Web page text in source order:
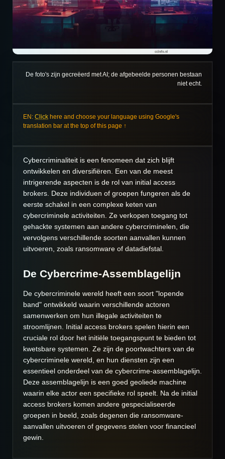
De foto's zijn gecreëerd met AI; de afgebeelde personen bestaan
niet echt.
EN: Click here and choose your language using Google's
translation bar at the top of this page ↑
Cybercriminaliteit is een fenomeen dat zich blijft
ontwikkelen en diversifiëren. Een van de meest
intrigerende aspecten is de rol van initial access
brokers. Deze individuen of groepen fungeren als de
eerste schakel in een complexe keten van
cybercriminele activiteiten. Ze verkopen toegang tot
gehackte systemen aan andere cybercriminelen, die
vervolgens verschillende soorten aanvallen kunnen
uitvoeren, zoals ransomware of datadiefstal.
De Cybercrime-Assemblagelijn
De cybercriminele wereld heeft een soort "lopende
band" ontwikkeld waarin verschillende actoren
samenwerken om hun illegale activiteiten te
stroomlijnen. Initial access brokers spelen hierin een
cruciale rol door het initiële toegangspunt te bieden tot
kwetsbare systemen. Ze zijn de poortwachters van de
cybercriminele wereld, en hun diensten zijn een
essentieel onderdeel van de cybercrime-assemblagelijn.
Deze assemblagelijn is een goed geoliede machine
waarin elke actor een specifieke rol speelt. Na de initial
access brokers komen andere gespecialiseerde
groepen in beeld, zoals degenen die ransomware-
aanvallen uitvoeren of gegevens stelen voor financieel
gewin.